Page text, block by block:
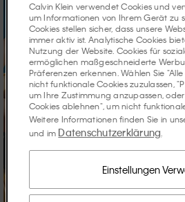
Calvin Klein verwendet Cookies und
um Informationen von Ihrem Gerät zu
Cookies stellen sicher, dass unsere
immer aktiv ist. Analytische Cookies
Nutzung der Website. Cookies für
ermöglichen maßgeschneiderte
Präferenzen erkennen. Wählen Sie
nicht funktionale Cookies zuzulassen,
um Ihre Zustimmung anzupassen,
Cookies ablehnen", um nicht
Weitere Informationen finden Sie in
und im Datenschutzerklärung
Einstellungen